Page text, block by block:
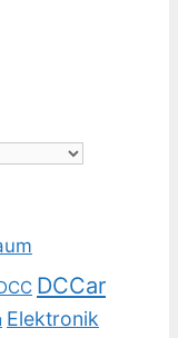
DCCar
Elektronik